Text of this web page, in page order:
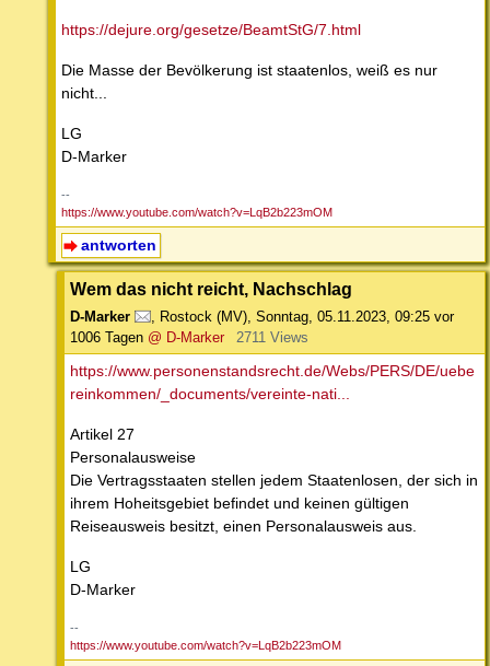
https://dejure.org/gesetze/BeamtStG/7.html
Die Masse der Bevölkerung ist staatenlos, weiß es nur
nicht...
LG
D-Marker
--
https://www.youtube.com/watch?v=LqB2b223mOM
antworten
Wem das nicht reicht, Nachschlag
D-Marker , Rostock (MV), Sonntag, 05.11.2023, 09:25 vor
1006 Tagen @ D-Marker 2711 Views
https://www.personenstandsrecht.de/Webs/PERS/DE/uebe
reinkommen/_documents/vereinte-nati...
Artikel 27
Personalausweise
Die Vertragsstaaten stellen jedem Staatenlosen, der sich in
ihrem Hoheitsgebiet befindet und keinen gültigen
Reiseausweis besitzt, einen Personalausweis aus.
LG
D-Marker
--
https://www.youtube.com/watch?v=LqB2b223mOM